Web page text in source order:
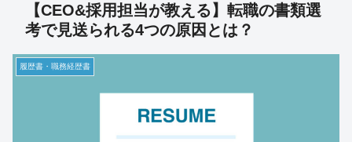
【CEO&採用担当が教える】転職の書類選
考で見送られる4つの原因とは？
履歴書・職務経歴書